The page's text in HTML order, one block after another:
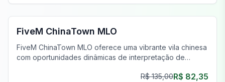
FiveM Negócios MLO
FiveM ChinaTown MLO
FiveM ChinaTown MLO oferece uma vibrante vila chinesa
com oportunidades dinâmicas de interpretação de
R$ 135,00R$ 82,35